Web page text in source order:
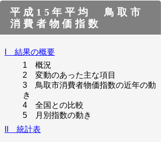
平成15年平均 鳥取市
消費者物価指数
I 結果の概要
1 概況
2 変動のあった主な項目
3 鳥取市消費者物価指数の近年の動
き
4 全国との比較
5 月別指数の動き
II 統計表